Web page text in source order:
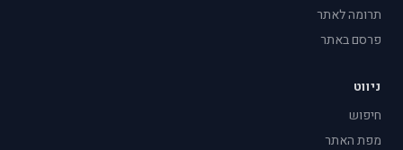
תרומה לאתר
פרסם באתר
ניווט
חיפוש
מפת האתר